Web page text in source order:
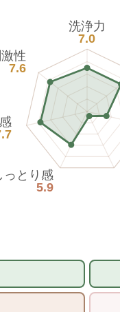
洗浄力
7.0
っとり感
5.9
性
7.6